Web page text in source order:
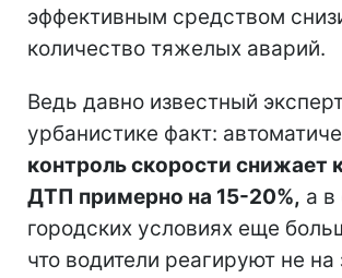
эффективным средством
количество тяжелых аварий.
Ведь давно известный
урбанистике факт:
контроль скорости снижает
ДТП примерно на 15-20%, а в
городских условиях еще
что водители реагируют не на